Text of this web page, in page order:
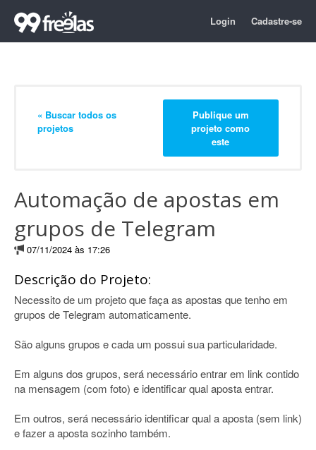
Login Cadastre-se
« Buscar todos os
projetos
Publique um
projeto como
este
Automação de apostas em
grupos de Telegram
07/11/2024 às 17:26
Descrição do Projeto:
Necessito de um projeto que faça as apostas que tenho em
grupos de Telegram automaticamente.
São alguns grupos e cada um possui sua particularidade.
Em alguns dos grupos, será necessário entrar em link contido
na mensagem (com foto) e identificar qual aposta entrar.
Em outros, será necessário identificar qual a aposta (sem link)
e fazer a aposta sozinho também.